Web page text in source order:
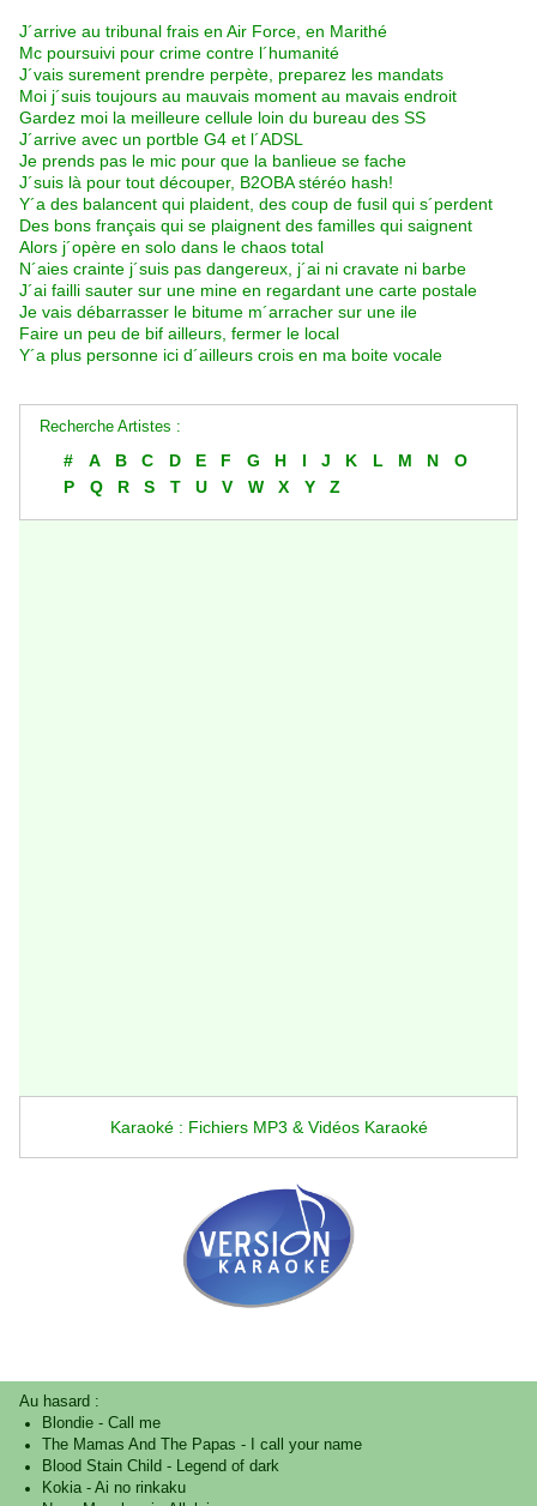
J´arrive au tribunal frais en Air Force, en Marithé
Mc poursuivi pour crime contre l´humanité
J´vais surement prendre perpète, preparez les mandats
Moi j´suis toujours au mauvais moment au mavais endroit
Gardez moi la meilleure cellule loin du bureau des SS
J´arrive avec un portble G4 et l´ADSL
Je prends pas le mic pour que la banlieue se fache
J´suis là pour tout découper, B2OBA stéréo hash!
Y´a des balancent qui plaident, des coup de fusil qui s´perdent
Des bons français qui se plaignent des familles qui saignent
Alors j´opère en solo dans le chaos total
N´aies crainte j´suis pas dangereux, j´ai ni cravate ni barbe
J´ai failli sauter sur une mine en regardant une carte postale
Je vais débarrasser le bitume m´arracher sur une ile
Faire un peu de bif ailleurs, fermer le local
Y´a plus personne ici d´ailleurs crois en ma boite vocale
Recherche Artistes :
# A B C D E F G H I J K L M N
O
P
Q R S T U V W X Y Z
Karaoké : Fichiers MP3 & Vidéos Karaoké
Au hasard :
Blondie- Call me
The Mamas And The Papas -
I call your name
Blood Stain Child - Legend of dark
Kokia- Ai no rinkaku